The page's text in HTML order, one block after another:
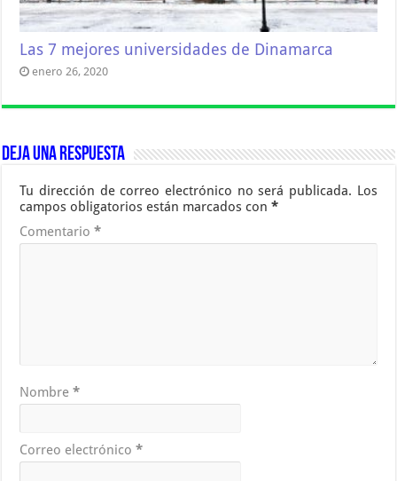
Las 7 mejores universidades de Dinamarca
enero 26, 2020
Deja una respuesta
Tu dirección de correo electrónico no será publicada. Los
campos obligatorios están marcados con*
Comentario*
Nombre*
Correo electrónico*